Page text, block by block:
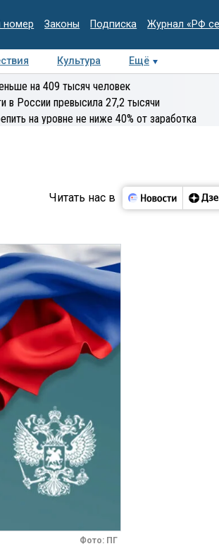
номер Законы Подписка Журнал «РФ
Культура
Ещё
Интервью Колумнисты
на 409 тысяч человек
в России превысила 27,2 тысячи
на уровне не ниже 40% от заработка
Читать нас в
Фото: ПГ